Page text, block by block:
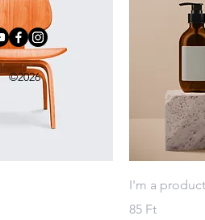
I'm a product
Ár
85 Ft
©2026